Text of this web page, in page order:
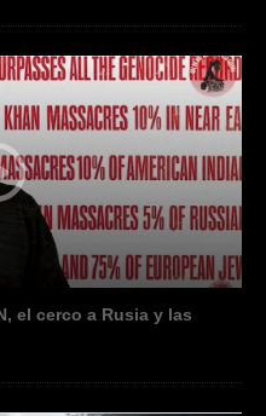
el cerco a Rusia y las